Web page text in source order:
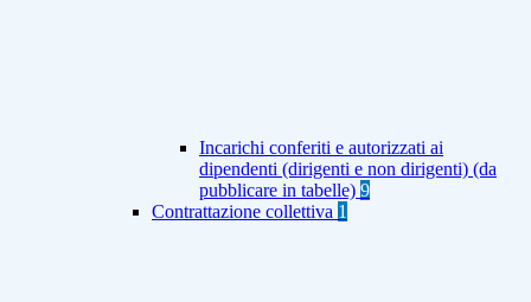
Incarichi conferiti e autorizzati ai
dipendenti (dirigenti e non dirigenti) (da
pubblicare in tabelle) 9
Contrattazione collettiva 1